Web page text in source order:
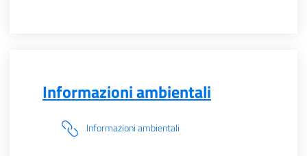
Informazioni ambientali
Informazioni ambientali